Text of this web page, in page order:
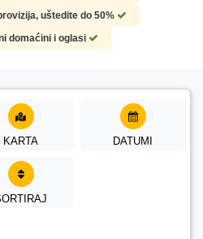
uštedite do 50%
domaćini i oglasi
KARTA DATUMI